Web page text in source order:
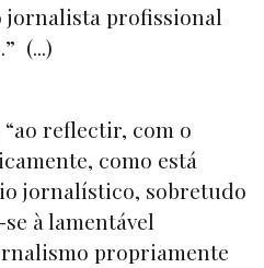
profissional
(...)
reflectir, com o
como está
jornalístico, sobretudo
à lamentável
propriamente